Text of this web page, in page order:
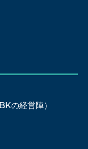
の経営陣）